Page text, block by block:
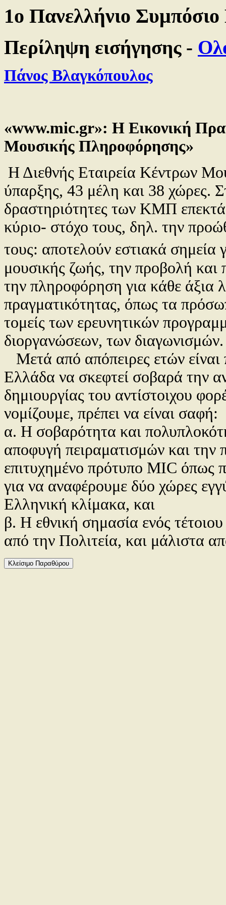
1ο Πανελλήνιο
Περίληψη εισήγησης -
Πάνος Βλαγκόπουλος
«www.mic.gr»: Η Εικονική
Μουσικής Πληροφόρησης»
Η Διεθνής Εταιρεία Κέντρων
ύπαρξης, 43 μέλη και 38 χώρες.
δραστηριότητες των ΚΜΠ
κύριο- στόχο τους, δηλ. την
τους: αποτελούν εστιακά σημεία
μουσικής ζωής, την προβολή και
την πληροφόρηση για κάθε άξια
πραγματικότητας, όπως τα
τομείς των ερευνητικών
διοργανώσεων, των διαγωνισμών.
Μετά από απόπειρες ετών
Ελλάδα να σκεφτεί σοβαρά την
δημιουργίας του αντίστοιχου
νομίζουμε, πρέπει να είναι σαφή:
α. Η σοβαρότητα και
αποφυγή πειραματισμών και
επιτυχημένο πρότυπο MIC όπως
για να αναφέρουμε δύο χώρες
Ελληνική κλίμακα, και
β. Η εθνική σημασία ενός
από την Πολιτεία, και μάλιστα